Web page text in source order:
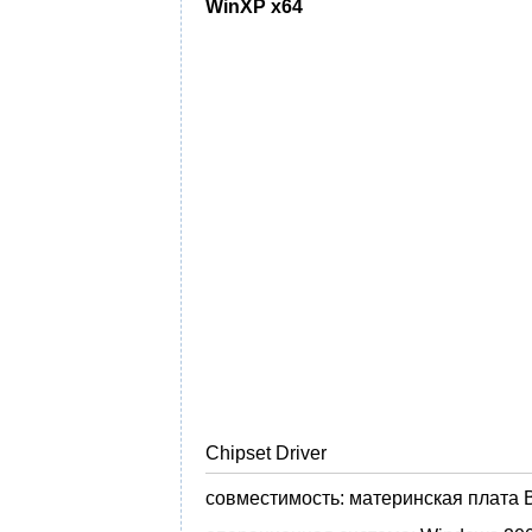
WinXP x64
Chipset Driver
совместимость: материнская плата